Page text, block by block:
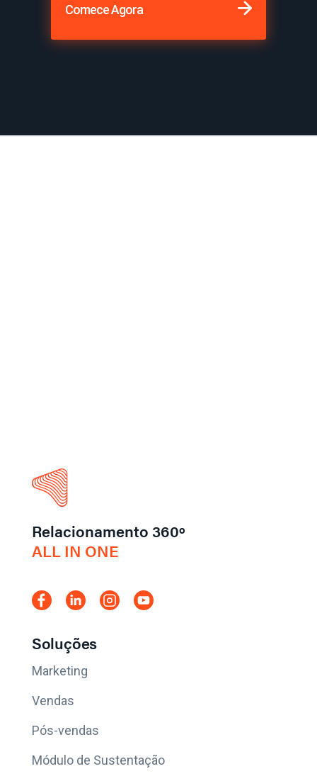
Comece Agora
Relacionamento 360º
ALL IN ONE
Soluções
Marketing
Vendas
Pós-vendas
Módulo de Sustentação